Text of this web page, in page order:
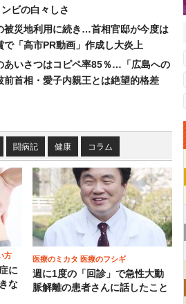
ビの白々しさ
被災地利用に続き…首相官邸が今度は
で「高市PR動画」作成し大炎上
あいさつはコピペ率85％…「広島への
前首相・愛子内親王とは絶望的格差
闘病記 健康 コラム
方
に
な
医療のミカタ 医療のフシギ
週に1度の「回診」で急性大動
脈解離の患者さんに話したこと